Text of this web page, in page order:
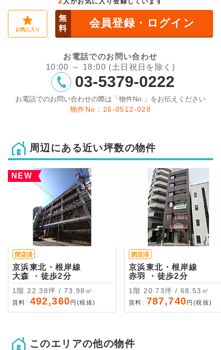
人がお気に入り登録しています
お気に入り
無
料
会員登録・ログイン
お電話でのお問い合わせ
10:00 ～ 18:00 (土日祝日を除く)
03-5379-0222
お電話でのお問い合わせの際は「物件No.」をお伝えください
物件No：26-0512-028
周辺にある近い坪数の物件
NEW
閉店済
京浜東北・根岸線
大森 ・徒歩2分
1階 22.38坪 / 73.98㎡
賃料: 492,360 円(税抜)
閉店済
京浜東北・根岸線
赤羽 ・徒歩2分
1階 20.73坪 / 68.53㎡
賃料: 787,740 円(税抜)
このエリアの他の物件